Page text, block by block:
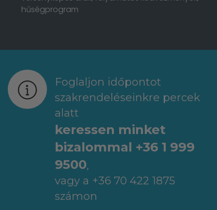
hűségprogram
Foglaljon időpontot
szakrendeléseinkre percek
alatt
keressen minket
bizalommal +36 1 999
9500,
vagy a +36 70 422 1875
számon